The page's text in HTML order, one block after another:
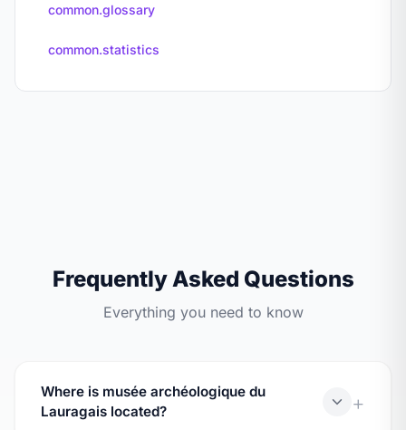
common.glossary
common.statistics
Frequently Asked Questions
Everything you need to know
Where is musée archéologique du
Lauragais located?